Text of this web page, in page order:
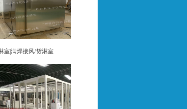
室|满焊接风/货淋室